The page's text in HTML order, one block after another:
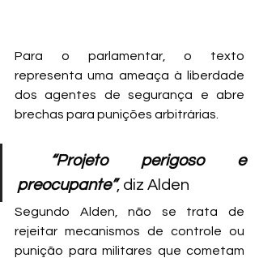
Para o parlamentar, o texto
representa uma ameaça à liberdade
dos agentes de segurança e abre
brechas para punições arbitrárias.
preocupante”, diz Alden
Segundo Alden, não se trata de
rejeitar mecanismos de controle ou
punição para militares que cometam